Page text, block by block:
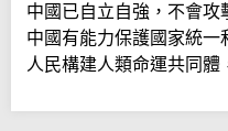
中國已自立自強，不會攻
中國有能力保護國家統一
人民構建人類命運共同體